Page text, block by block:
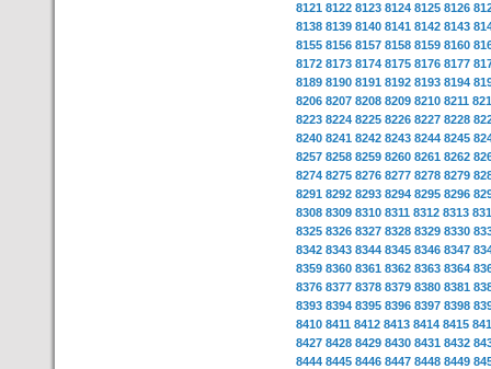
8121 8122 8123 8124 8125 8126
8138 8139 8140 8141 8142 8143
8155 8156 8157 8158 8159 8160
8172 8173 8174 8175 8176 8177
8189 8190 8191 8192 8193 8194
8206 8207 8208 8209 8210 8211
8223 8224 8225 8226 8227 8228
8240 8241 8242 8243 8244 8245
8257 8258 8259 8260 8261 8262
8274 8275 8276 8277 8278 8279
8291 8292 8293 8294 8295 8296
8308 8309 8310 8311 8312 8313
8325 8326 8327 8328 8329 8330
8342 8343 8344 8345 8346 8347
8359 8360 8361 8362 8363 8364
8376 8377 8378 8379 8380 8381
8393 8394 8395 8396 8397 8398
8410 8411 8412 8413 8414 8415
8427 8428 8429 8430 8431 8432
8444 8445 8446 8447 8448 8449